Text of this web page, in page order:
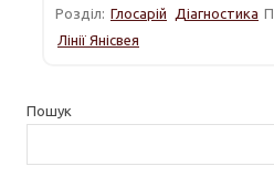
Розділ: Глосарій Діагностика
Лінії Янісвея
Пошук